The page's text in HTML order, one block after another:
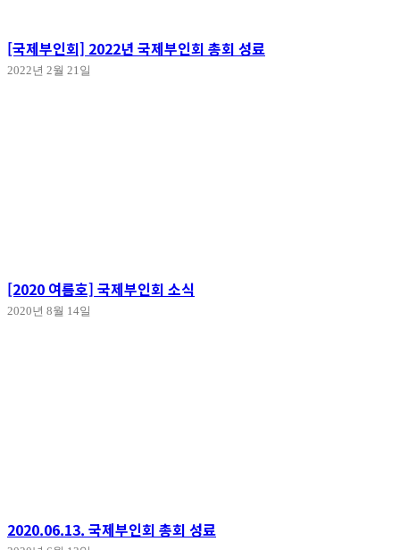
[국제부인회] 2022년 국제부인회 총회 성료
2022년 2월 21일
[2020 여름호] 국제부인회 소식
2020년 8월 14일
2020.06.13. 국제부인회 총회 성료